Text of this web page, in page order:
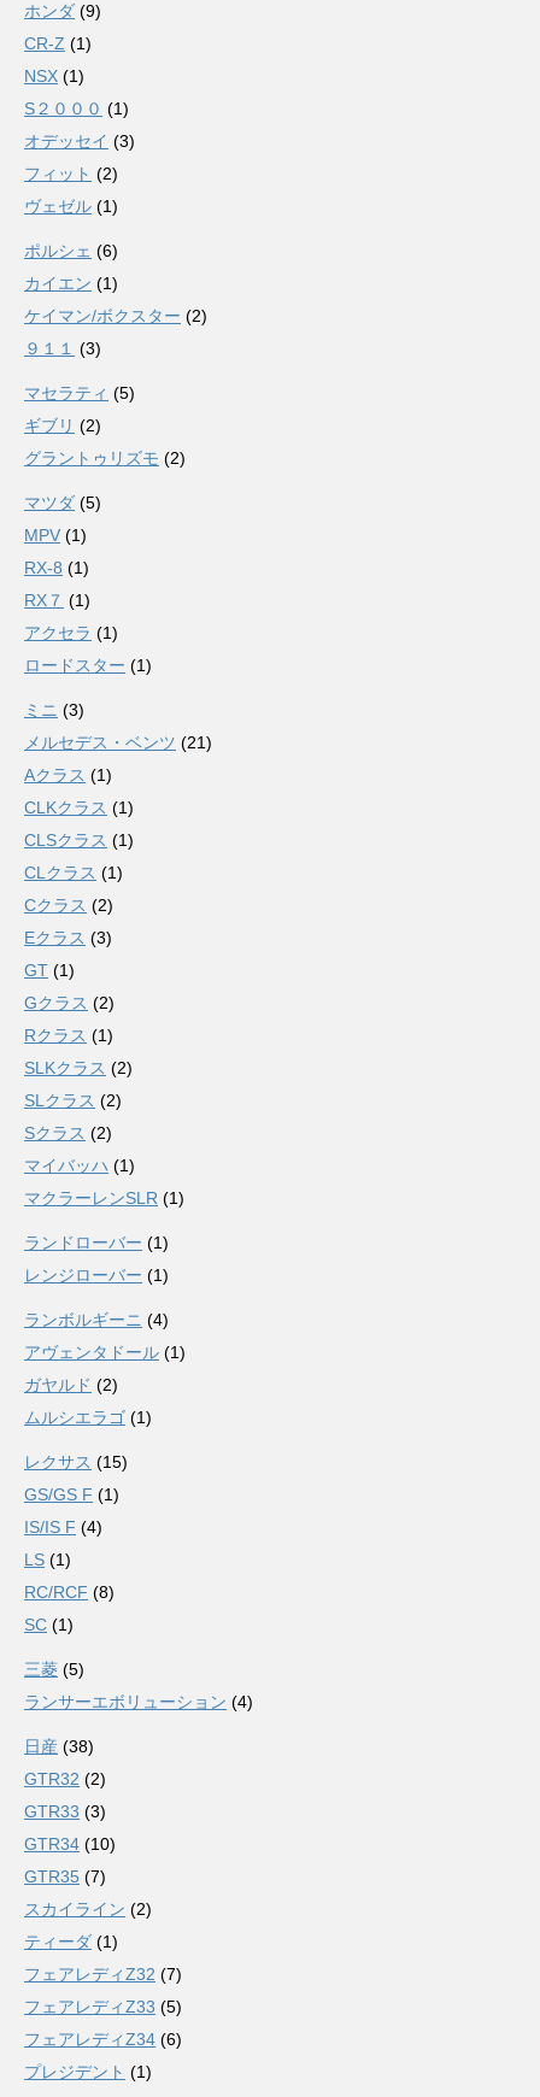
ホンダ (9)
CR-Z (1)
NSX (1)
S２０００ (1)
オデッセイ (3)
フィット (2)
ヴェゼル (1)
ポルシェ (6)
カイエン (1)
ケイマン/ボクスター (2)
９１１
(3)
マセラティ (5)
ギブリ (2)
グラントゥリズモ (2)
マツダ (5)
MPV (1)
RX-8 (1)
RX７ (1)
アクセラ (1)
ロードスター (1)
ミニ (3)
メルセデス・ベンツ (21)
Aクラス (1)
CLKクラス (1)
CLSクラス (1)
CLクラス (1)
Cクラス (2)
Eクラス (3)
GT (1)
Gクラス (2)
Rクラス (1)
SLKクラス (2)
SLクラス (2)
Sクラス (2)
マイバッハ (1)
マクラーレンSLR (1)
ランドローバー (1)
レンジローバー (1)
ランボルギーニ (4)
アヴェンタドール (1)
ガヤルド (2)
ムルシエラゴ (1)
レクサス (15)
GS/GS F (1)
IS/IS F (4)
LS (1)
RC/RCF (8)
SC (1)
三菱 (5)
ランサーエボリューション (4)
日産 (38)
GTR32 (2)
GTR33 (3)
GTR34 (10)
GTR35 (7)
スカイライン (2)
ティーダ (1)
フェアレディZ32 (7)
フェアレディZ33 (5)
フェアレディZ34 (6)
プレジデント (1)